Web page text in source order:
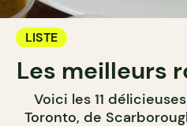
LISTE
Les meilleurs
Voici les 11
Toronto, de